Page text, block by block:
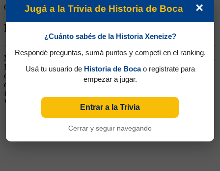
Goles rivales: 0
Biografía de Richard Edunio Tavares
Marcador Central. Surgido de Wanderers de Montevideo, pasó a All
Boys y luego a Racing de Córdoba y a Italiano, antes de ingresar al
club. Fuerte y seguro, era buen cabeceador. Hizo dupla con Simón
durante la temporada 1988/89. Luego siguió su carrera en Chaco
For Ever, Quilmes, Monterrey, Irapuato, Puebla, Correcaminos y
Veracruz.
×
Jugá a la Trivia de Historia de Boca
¿Cuánto sabés de la Historia Xeneize?
Respondé preguntas, sumá puntos y competí en el ranking.
Usá tu usuario de Historia de Bocao registrate para
empezar a jugar.
Entrar a la Trivia
Cerrar y seguir navegando